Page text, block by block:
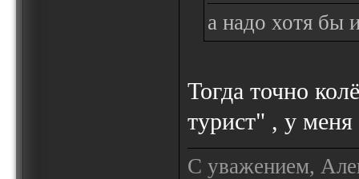
а надо хотя бы
Тогда точно
турист" , у меня
С уважением,